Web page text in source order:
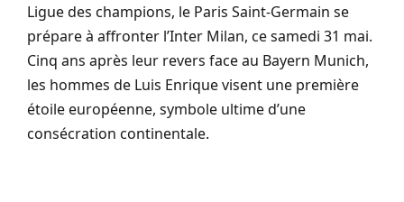
Ligue des champions, le Paris Saint-Germain se
prépare à affronter l’Inter Milan, ce samedi 31 mai.
Cinq ans après leur revers face au Bayern Munich,
les hommes de Luis Enrique visent une première
étoile européenne, symbole ultime d’une
consécration continentale.